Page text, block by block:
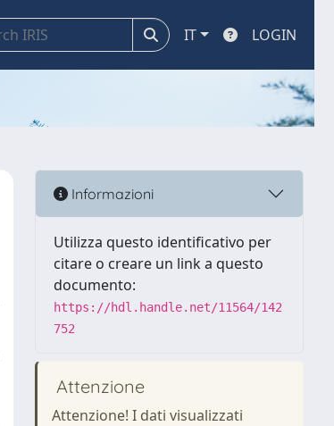
IT LOGIN
Informazioni
Utilizza questo identificativo per
citare o creare un link a questo
documento:
https://hdl.handle.net/11564/142
752
Attenzione
Attenzione! I dati visualizzati